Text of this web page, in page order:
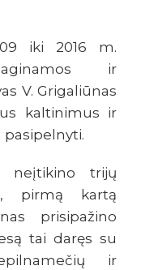
iki 2016 m.
ir
V. Grigaliūnas
kaltinimus ir
pasipelnyti.
neįtikino trijų
pirmą kartą
prisipažino
tai daręs su
ir